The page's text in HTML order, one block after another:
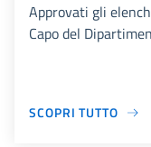
Approvati gli
Capo del
SCOPRI TUTTO